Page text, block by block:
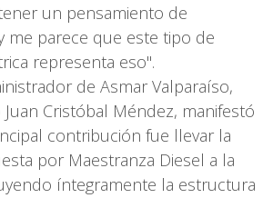
un pensamiento de
me parece que este tipo de
representa eso".
de Asmar Valparaíso,
Cristóbal Méndez, manifestó
contribución fue llevar la
por Maestranza Diesel a la
íntegramente la estructura